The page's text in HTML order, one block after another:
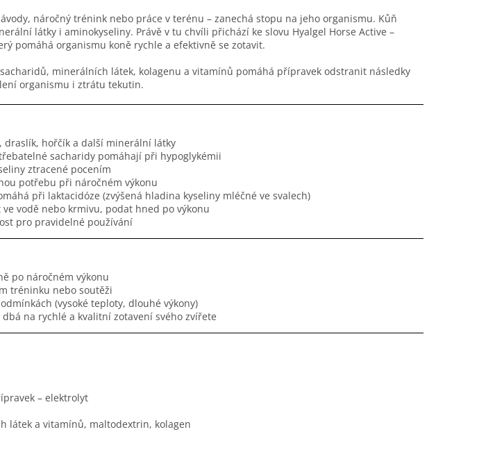
náročný trénink nebo práce v terénu – zanechá stopu na jeho organismu. Kůň
látky i aminokyseliny. Právě v tu chvíli přichází ke slovu Hyalgel Horse Active –
pomáhá organismu koně rychle a efektivně se zotavit.
minerálních látek, kolagenu a vitamínů pomáhá přípravek odstranit následky
organismu i ztrátu tekutin.
draslík, hořčík a další minerální látky
sacharidy pomáhají při hypoglykémii
ztracené pocením
potřebu při náročném výkonu
při laktacidóze (zvýšená hladina kyseliny mléčné ve svalech)
ve vodě nebo krmivu, podat hned po výkonu
pro pravidelné používání
po náročném výkonu
tréninku nebo soutěži
(vysoké teploty, dlouhé výkony)
na rychlé a kvalitní zotavení svého zvířete
– elektrolyt
látek a vitamínů, maltodextrin, kolagen